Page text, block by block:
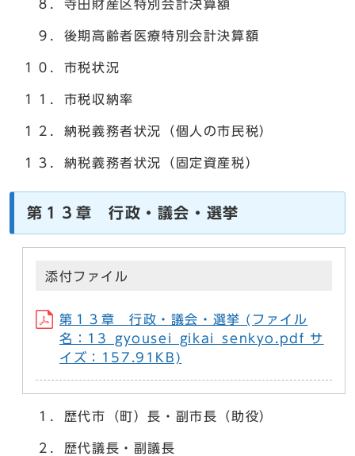
８．寺田財産区特別会計決算額
９．後期高齢者医療特別会計決算額
１０．市税状況
１１．市税収納率
１２．納税義務者状況（個人の市民税）
１３．納税義務者状況（固定資産税）
第１３章 行政・議会・選挙
添付ファイル
第１３章 行政・議会・選挙 (ファイル
名：13_gyousei_gikai_senkyo.pdf サ
イズ：157.91KB)
１．歴代市（町）長・副市長（助役）
２．歴代議長・副議長